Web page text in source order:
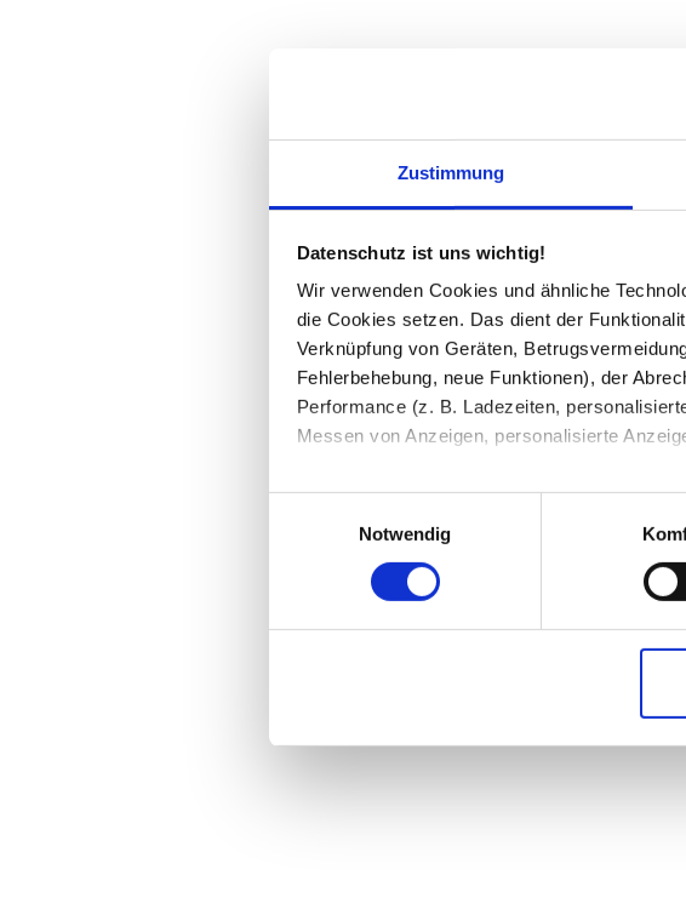
Zustimmung
Datenschutz ist uns wichtig!
Wir verwenden Cookies und ähnliche
die Cookies setzen. Das dient der
Verknüpfung von Geräten,
Fehlerbehebung, neue Funktionen), der
Performance (z. B. Ladezeiten,
Messen von Anzeigen, personalisierte
Die Einzelheiten können Sie unter
die eingesetzten Technologien und Partner
Indem Sie auf den Button "Zustimmen"
Notwendig